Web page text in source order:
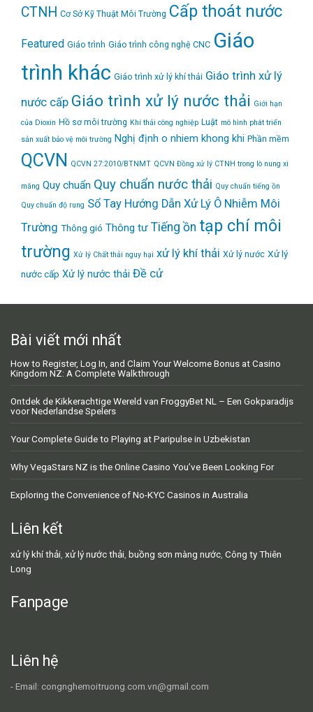
CTNH Cơ Sở Kỹ Thuật Môi Trường Cấp thoát nước
Featured Giáo trình Giáo trình công nghệ CNC Giáo
trình khác Giáo trình xử lý khí thải Giáo trình xử lý
nước cấp Giáo trình xử lý nước thải Giới hạn
của Dioxin Hồ sơ môi trường Khí thải công nghiệp Luật mô hình phát triển
sản xuất bảo vệ môi trường Nghị định o nhiem khong khi Phần mềm
QCVN QCVN 27:2010/BTNMT QCVN Đồng xử lý CTNH trong lò nung xi
măng Quy chuẩn Quy chuẩn nước thải Quy chuẩn tiếng ồn
Quy chuẩn độ rung Sổ Tay Hướng Dẫn Xử Lý Ô Nhiễm Môi
Trường Thông gió Thông tư Tiếng ồn tạp chí môi
trường Xử lý Chất thải nguy hại xử lý khí thải Xử lý nước Xử lý
nước cấp Xử lý nước thải Đề cử
Bài viết mới nhất
How to Register, Log In, and Claim Your Welcome Bonus at Casino
Kingdom NZ: A Complete Walkthrough
Ontdek de Kikkerachtige Wereld van FroggyBet NL – Een Gokparadijs
voor Nederlandse Spelers
Your Complete Guide to Playing at Paripulse in Uzbekistan
Why VegaStars NZ is the Online Casino You’ve Been Looking For
Exploring the Convenience of No-KYC Casinos in Australia
Liên kết
xử lý khí thải xử lý nước thải buồng sơn màng nước Công ty Thiên
Long
Fanpage
Liên hệ
- Email: congnghemoitruong.com.vn@gmail.com